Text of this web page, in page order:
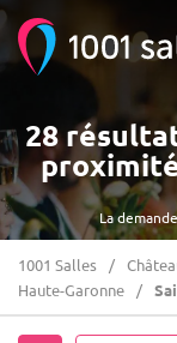
La
28
1001 Salles
Haute-Garonne